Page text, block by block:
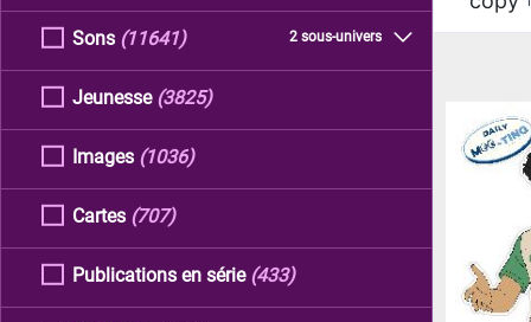
Sons 2 sous-univers
(11641)
Jeunesse (3825)
Images (1036)
Cartes (707)
Publications en série (433)